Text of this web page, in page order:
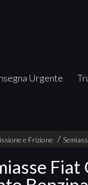
Urgente
e Frizione
Fiat